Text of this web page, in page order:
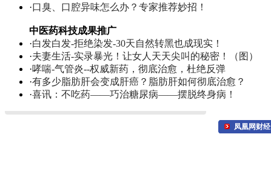
·口臭、口腔异味怎么办？专家推荐妙招！
中医药科技成果推广
·白发白发-拒绝染发-30天自然转黑也成现实！
·夫妻生活-实录暴光！让女人天天尖叫的秘密！（图）
·哮喘-气管炎--权威新药，彻底治愈，杜绝反弹
·有多少脂肪肝会变成肝癌？脂肪肝如何彻底治愈？
·喜讯：不吃药——巧治糖尿病——摆脱终身病！
凤凰网财经